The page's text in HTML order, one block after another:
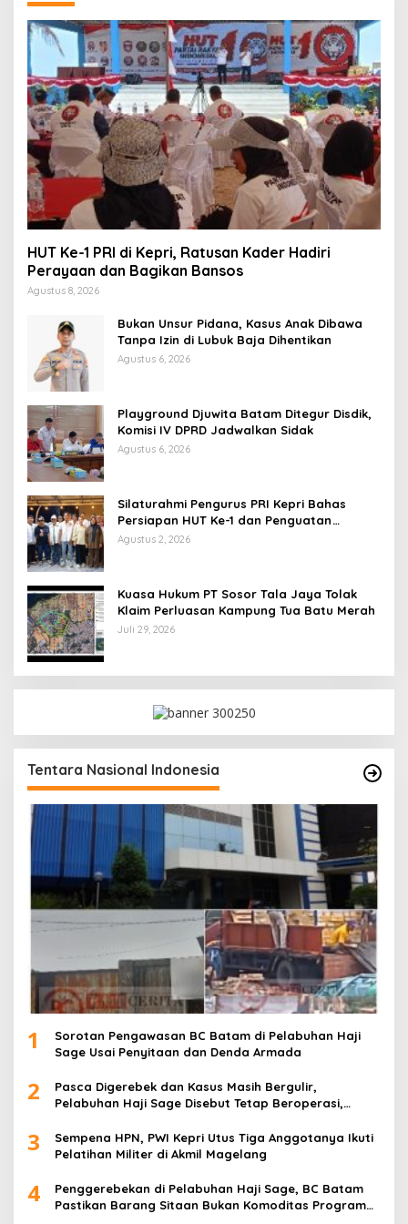
HUT Ke-1 PRI di Kepri, Ratusan Kader Hadiri
Perayaan dan Bagikan Bansos
Agustus 8, 2026
Bukan Unsur Pidana, Kasus Anak Dibawa
Tanpa Izin di Lubuk Baja Dihentikan
Agustus 6, 2026
Playground Djuwita Batam Ditegur Disdik,
Komisi IV DPRD Jadwalkan Sidak
Agustus 6, 2026
Silaturahmi Pengurus PRI Kepri Bahas
Persiapan HUT Ke-1 dan Penguatan
Konsolidasi Partai
Agustus 2, 2026
Kuasa Hukum PT Sosor Tala Jaya Tolak
Klaim Perluasan Kampung Tua Batu Merah
Juli 29, 2026
Tentara Nasional Indonesia
1
Sorotan Pengawasan BC Batam di Pelabuhan Haji
Sage Usai Penyitaan dan Denda Armada
2
Pasca Digerebek dan Kasus Masih Bergulir,
Pelabuhan Haji Sage Disebut Tetap Beroperasi,
3
Sempena HPN, PWI Kepri Utus Tiga Anggotanya Ikuti
Pelatihan Militer di Akmil Magelang
4
Penggerebekan di Pelabuhan Haji Sage, BC Batam
Pastikan Barang Sitaan Bukan Komoditas Program